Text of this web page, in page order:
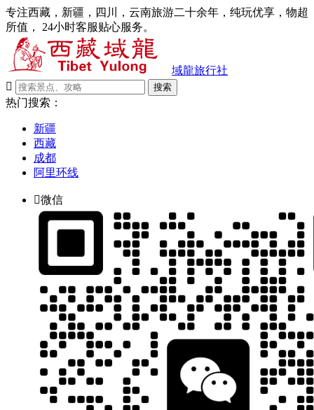
专注西藏，新疆，四川，云南旅游二十余年，纯玩优享，物超
所值， 24小时客服贴心服务。
域龍旅行社

搜索
热门搜索：
新疆
西藏
成都
阿里环线
微信